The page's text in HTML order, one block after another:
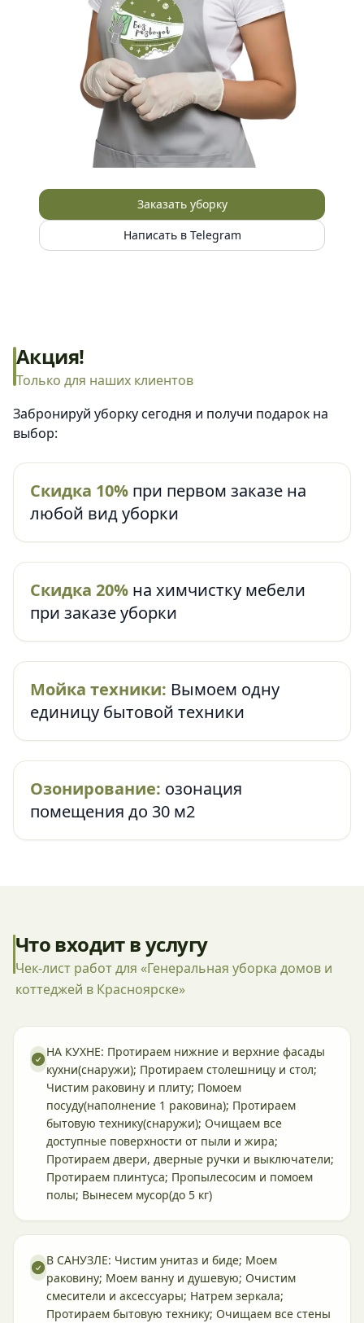
Заказать уборку
Написать в Telegram
Акция!
Только для наших клиентов
Забронируй уборку сегодня и получи подарок на
выбор:
Скидка 10% при первом заказе на
любой вид уборки
Скидка 20% на химчистку мебели
при заказе уборки
Мойка техники: Вымоем одну
единицу бытовой техники
Озонирование: озонация
помещения до 30 м2
Что входит в услугу
Чек-лист работ для «Генеральная уборка домов и
коттеджей в Красноярске»
НА КУХНЕ: Протираем нижние и верхние фасады
кухни(снаружи); Протираем столешницу и стол;
Чистим раковину и плиту; Помоем
посуду(наполнение 1 раковина); Протираем
бытовую технику(снаружи); Очищаем все
доступные поверхности от пыли и жира;
Протираем двери, дверные ручки и выключатели;
Протираем плинтуса; Пропылесосим и помоем
полы; Вынесем мусор(до 5 кг)
В САНУЗЛЕ: Чистим унитаз и биде; Моем
раковину; Моем ванну и душевую; Очистим
смесители и аксессуары; Натрем зеркала;
Протираем бытовую технику; Очищаем все стены